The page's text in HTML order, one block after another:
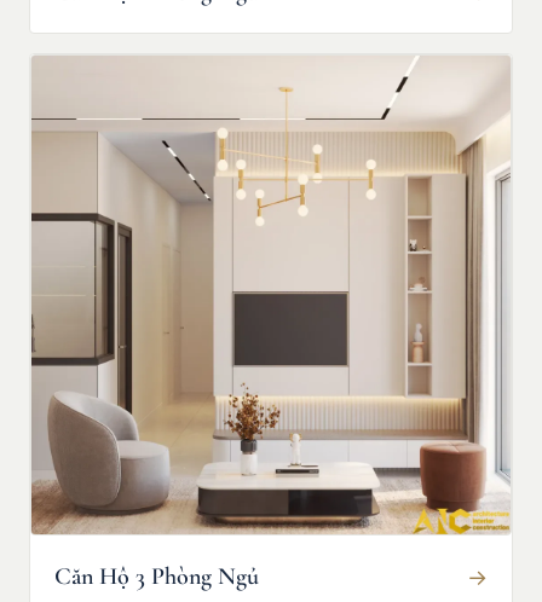
Căn Hộ 3 Phòng Ngủ →